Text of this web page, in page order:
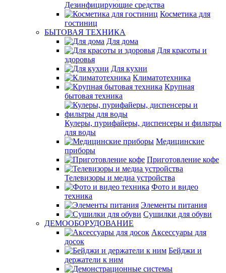
Дезинфицирующие средства
Косметика для
гостиниц
БЫТОВАЯ ТЕХНИКА
Для дома
Для красоты и
здоровья
Для кухни
Климатотехника
Крупная
бытовая техника
Кулеры, пурифайеры, диспенсеры и фильтры
для воды
Медицинские
приборы
Приготовление кофе
Телевизоры и медиа устройства
Фото и видео
техника
Элементы питания
Сушилки для обуви
ДЕМООБОРУДОВАНИЕ
Аксессуары для
досок
Бейджи и
держатели к ним